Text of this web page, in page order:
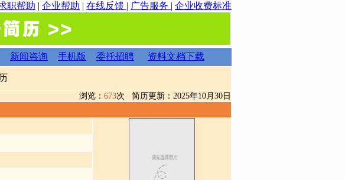
职帮助 | 企业帮助 | 在线反馈 | 广告服务 | 企业收费标准
新闻咨询 手机版 委托招聘 资料文档下载
浏览： 673次 简历更新：2025年10月30日